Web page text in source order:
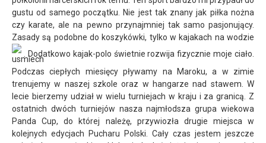
gustu od samego początku. Nie jest tak znany jak piłka nożna
czy karate, ale na pewno przynajmniej tak samo pasjonujący.
Zasady są podobne do koszykówki, tylko w kajakach na wodzie
. Dodatkowo kajak-polo świetnie rozwija fizycznie moje ciało.
Podczas ciepłych miesięcy pływamy na Maroku, a w zimie
trenujemy w naszej szkole oraz w hangarze nad stawem. W
lecie bierzemy udział w wielu turniejach w kraju i za granicą. Z
ostatnich dwóch turniejów nasza najmłodsza grupa wiekowa
Panda Cup, do której należę, przywiozła drugie miejsca w
kolejnych edycjach Pucharu Polski. Cały czas jestem jeszcze